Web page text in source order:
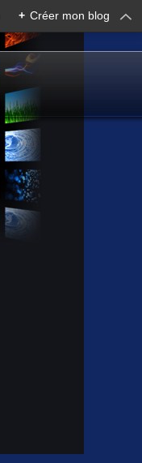
+ Créer mon blog